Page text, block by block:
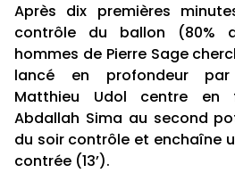
Après dix premières
contrôle du ballon (80%
hommes de Pierre Sage
lancé en profondeur par
Matthieu Udol centre en
Abdallah Sima au second
du soir contrôle et enchaîne
contrée (13’).